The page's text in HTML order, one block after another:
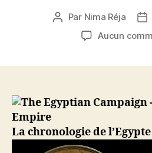
Auteur
l’article
Par Nima Réja
Aucun
La chronologie de l’Egypte